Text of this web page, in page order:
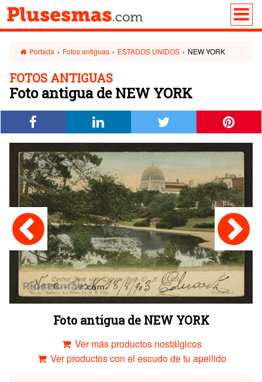
Portada › Fotos antiguas › ESTADOS UNIDOS › NEW YORK
FOTOS ANTIGUAS
Foto antigua de NEW YORK
Foto antigua de NEW YORK
Ver más productos nostálgicos
Ver productos con el escudo de tu apellido